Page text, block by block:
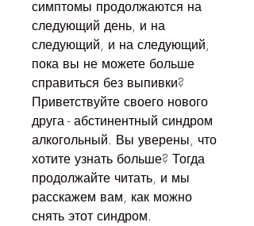
симптомы продолжаются на
следующий день, и на
следующий, и на следующий,
пока вы не можете больше
справиться без выпивки?
Приветствуйте своего нового
друга - абстинентный синдром
алкогольный. Вы уверены, что
хотите узнать больше? Тогда
продолжайте читать, и мы
расскажем вам, как можно
снять этот синдром.